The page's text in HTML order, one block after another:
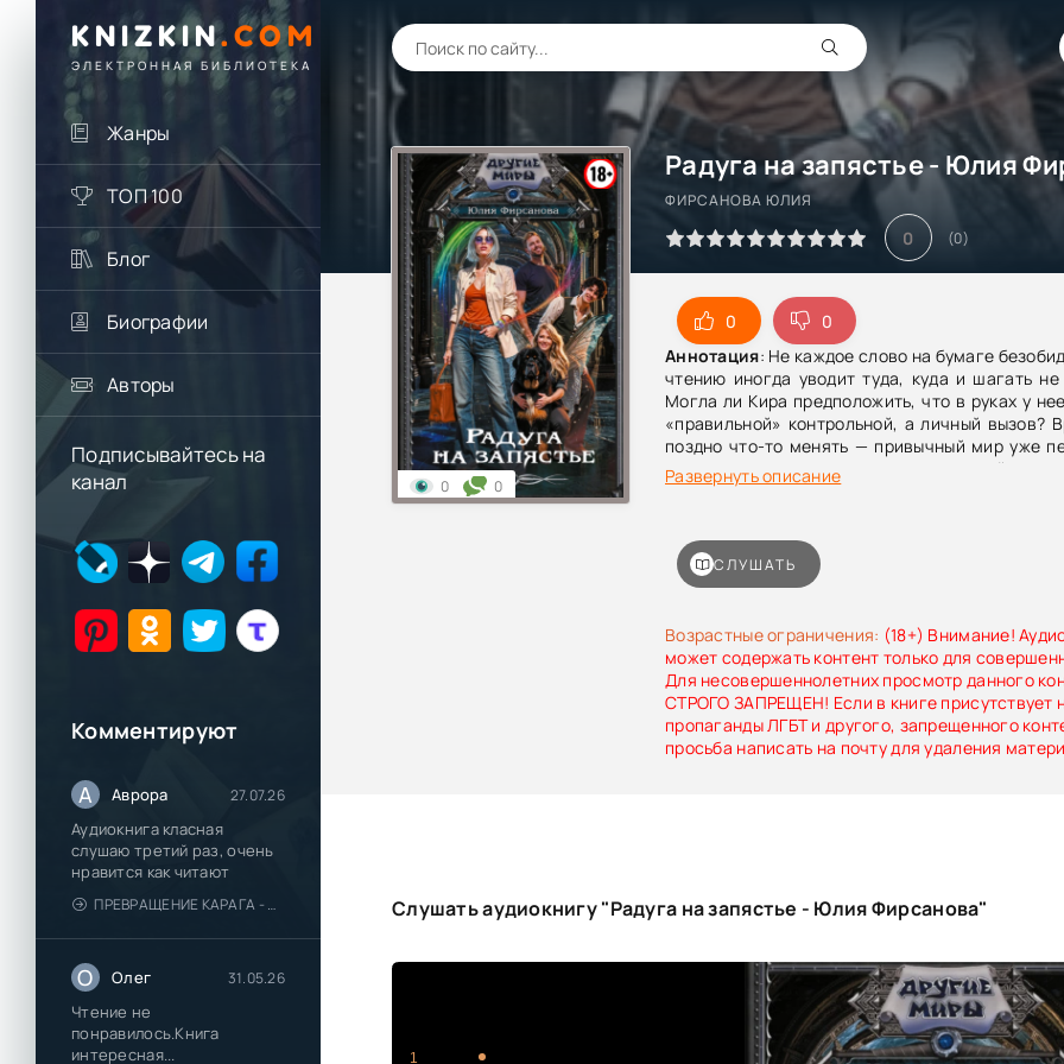
KNIZKIN. COM
ЭЛЕКТРОННАЯ БИБЛИОТЕКА
Жанры
ТОП 100
Блог
Биографии
Авторы
Подписывайтесь на
канал
Комментируют
А Аврора 27.07.26
Аудиокнига класная
слушаю третий раз, очень
нравится как читают
ПРЕВРАЩЕНИЕ КАРАГА - КАТЯ БРАНДИС
О Олег 31.05.26
Чтение не
понравилось.Книга
интересная...
ФИРСАНОВА ЮЛИЯ
0 (0)
0
0
Аннотация: Не каждое слово на бумаге
чтению иногда уводит туда, куда и шагать не
Могла ли Кира предположить, что в руках у
«правильной» контрольной, а личный вызов?
поздно что-то менять — привычный мир уже
превратившись в путь, сотканный из
магии.Преподавателя философии Киру
Ильреон, новые друзья и радуга на
судьбы. А дальше? Конечно, приключения —
И любовь тоже: стоит ее ждать или не ждать,
Развернуть описание
Возрастные ограничения: (18+) Внимание!
может содержать контент только для
Для несовершеннолетних просмотр данного
СТРОГО ЗАПРЕЩЕН! Если в книге присутствует
пропаганды ЛГБТ и другого, запрещенного
просьба написать на почту для удаления
0 0
СЛУШАТЬ
Слушать аудиокнигу "Радуга на запястье - Юлия Фирсанова"
1